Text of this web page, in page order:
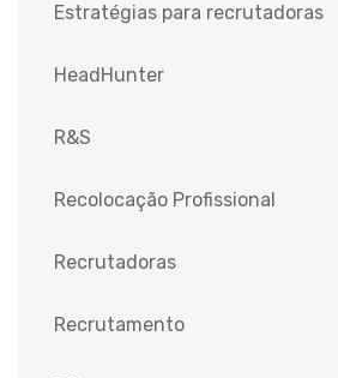
Estratégias para recrutadoras
HeadHunter
R&S
Recolocação Profissional
Recrutadoras
Recrutamento